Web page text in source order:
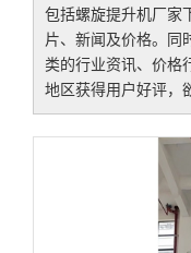
包括螺旋提升机厂家
片、新闻及价格。同
类的行业资讯、价格
地区获得用户好评，